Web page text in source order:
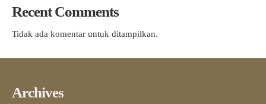
Recent Comments
Tidak ada komentar untuk ditampilkan.
Archives